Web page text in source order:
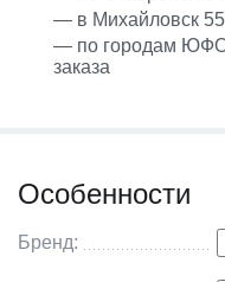
— в Михайловск
— по городам
заказа
Особенности
Бренд: